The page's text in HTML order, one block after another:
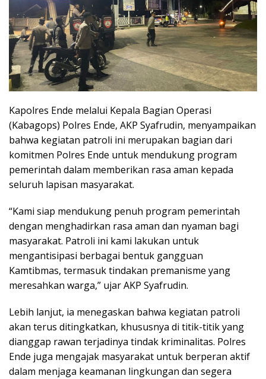
Kapolres Ende melalui Kepala Bagian Operasi
(Kabagops) Polres Ende, AKP Syafrudin, menyampaikan
bahwa kegiatan patroli ini merupakan bagian dari
komitmen Polres Ende untuk mendukung program
pemerintah dalam memberikan rasa aman kepada
seluruh lapisan masyarakat.
“Kami siap mendukung penuh program pemerintah
dengan menghadirkan rasa aman dan nyaman bagi
masyarakat. Patroli ini kami lakukan untuk
mengantisipasi berbagai bentuk gangguan
Kamtibmas, termasuk tindakan premanisme yang
meresahkan warga,” ujar AKP Syafrudin.
Lebih lanjut, ia menegaskan bahwa kegiatan patroli
akan terus ditingkatkan, khususnya di titik-titik yang
dianggap rawan terjadinya tindak kriminalitas. Polres
Ende juga mengajak masyarakat untuk berperan aktif
dalam menjaga keamanan lingkungan dan segera